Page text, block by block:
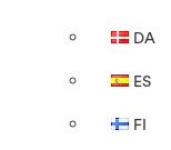
DA
ES
FI